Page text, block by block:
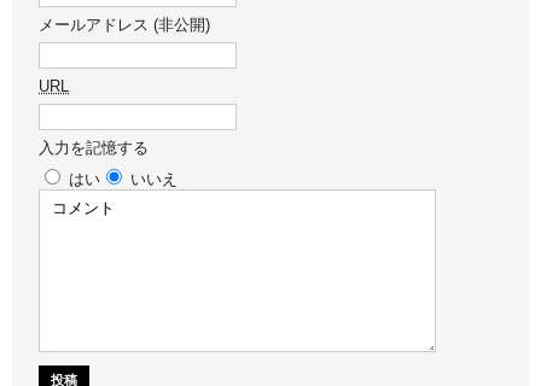
メールアドレス (非公開)
URL
入力を記憶する
はい
いいえ